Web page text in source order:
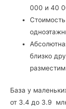
000 и 40
близко
База у
от 3.4 до 3.9